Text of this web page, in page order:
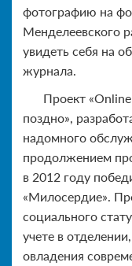
фотографию на
Менделеевского
увидеть себя на
журнала.
Проект
поздно»,
надомного
продолжением
в 2012 году
«Милосердие».
социального
учете в
овладения